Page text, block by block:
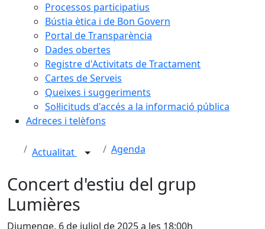
Processos participatius
Bústia ètica i de Bon Govern
Portal de Transparència
Dades obertes
Registre d'Activitats de Tractament
Cartes de Serveis
Queixes i suggeriments
Sol·licituds d'accés a la informació pública
Adreces i telèfons
Actualitat Agenda
Concert d'estiu del grup
Lumières
Diumenge, 6 de juliol de 2025 a les 18:00h